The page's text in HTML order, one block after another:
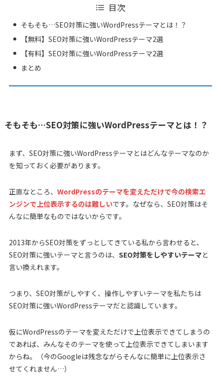
目次
そもそも…SEO対策に強いWordPressテーマとは！？
【無料】SEO対策に強いWordPressテーマ2選
【有料】SEO対策に強いWordPressテーマ2選
まとめ
そもそも…SEO対策に強いWordPressテーマとは！？
まず、SEO対策に強いWordPressテーマとはどんなテーマなのか
を知っておく必要があります。
正直なところ、 WordPressのテーマを変えただけで今の検索エ
ンジンで上位表示するのは難しいです。なぜなら、SEO対策はそ
んなに簡単なものではないからです。
2013年からSEO対策をずっとしてきている私から言わせると、
SEO対策に強いテーマと言うのは、 SEO対策をしやすいテーマと
言い換えれます。
つまり、SEO対策がしやすく、操作しやすいテーマを私たちは
SEO対策に強いWordPressテーマだと認識しています。
仮にWordPressのテーマを変えただけで上位表示できてしまうの
であれば、みんなそのテーマを使って上位表示できてしまいます
からね。（今のGoogleは残念ながらそんなに簡単に上位表示さ
せてくれません…）